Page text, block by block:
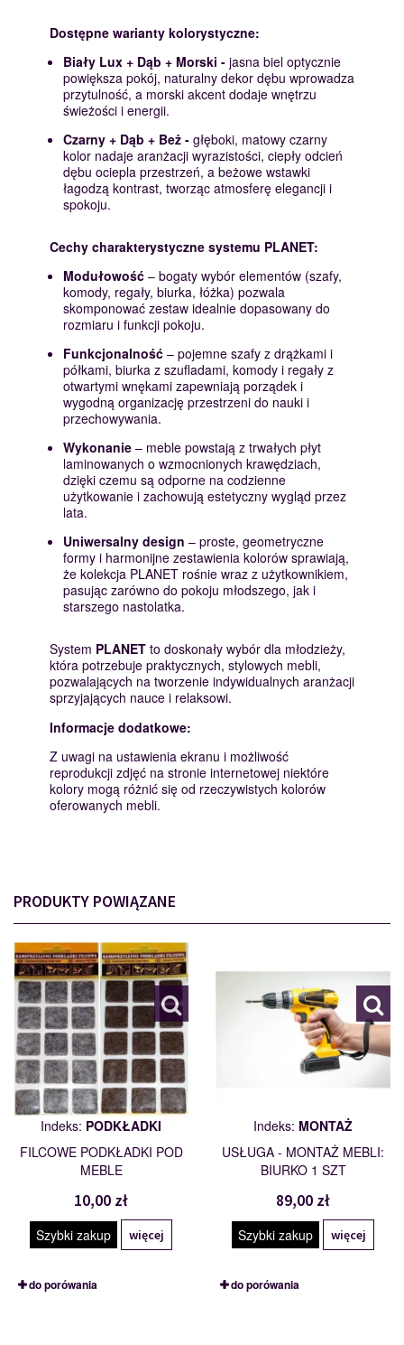
Dostępne warianty kolorystyczne:
Biały Lux + Dąb + Morski - jasna biel optycznie
powiększa pokój, naturalny dekor dębu wprowadza
przytulność, a morski akcent dodaje wnętrzu
świeżości i energii.
Czarny + Dąb + Beż - głęboki, matowy czarny
kolor nadaje aranżacji wyrazistości, ciepły odcień
dębu ociepla przestrzeń, a beżowe wstawki
łagodzą kontrast, tworząc atmosferę elegancji i
spokoju.
Cechy charakterystyczne systemu PLANET:
Modułowość – bogaty wybór elementów (szafy,
komody, regały, biurka, łóżka) pozwala
skomponować zestaw idealnie dopasowany do
rozmiaru i funkcji pokoju.
Funkcjonalność – pojemne szafy z drążkami i
półkami, biurka z szufladami, komody i regały z
otwartymi wnękami zapewniają porządek i
wygodną organizację przestrzeni do nauki i
przechowywania.
Wykonanie – meble powstają z trwałych płyt
laminowanych o wzmocnionych krawędziach,
dzięki czemu są odporne na codzienne
użytkowanie i zachowują estetyczny wygląd przez
lata.
Uniwersalny design – proste, geometryczne
formy i harmonijne zestawienia kolorów sprawiają,
że kolekcja PLANET rośnie wraz z użytkownikiem,
pasując zarówno do pokoju młodszego, jak i
starszego nastolatka.
System PLANET to doskonały wybór dla młodzieży,
która potrzebuje praktycznych, stylowych mebli,
pozwalających na tworzenie indywidualnych aranżacji
sprzyjających nauce i relaksowi.
Informacje dodatkowe:
Z uwagi na ustawienia ekranu i możliwość
reprodukcji zdjęć na stronie internetowej niektóre
kolory mogą różnić się od rzeczywistych kolorów
oferowanych mebli.
PRODUKTY POWIĄZANE
PODKŁADKI
110562
Indeks: PODKŁADKI
FILCOWE PODKŁADKI POD
MEBLE
10,00 zł
Szybki zakup więcej
do porówania
Indeks: MONTAŻ
USŁUGA - MONTAŻ MEBLI:
BIURKO 1 SZT
89,00 zł
Szybki zakup więcej
do porówania